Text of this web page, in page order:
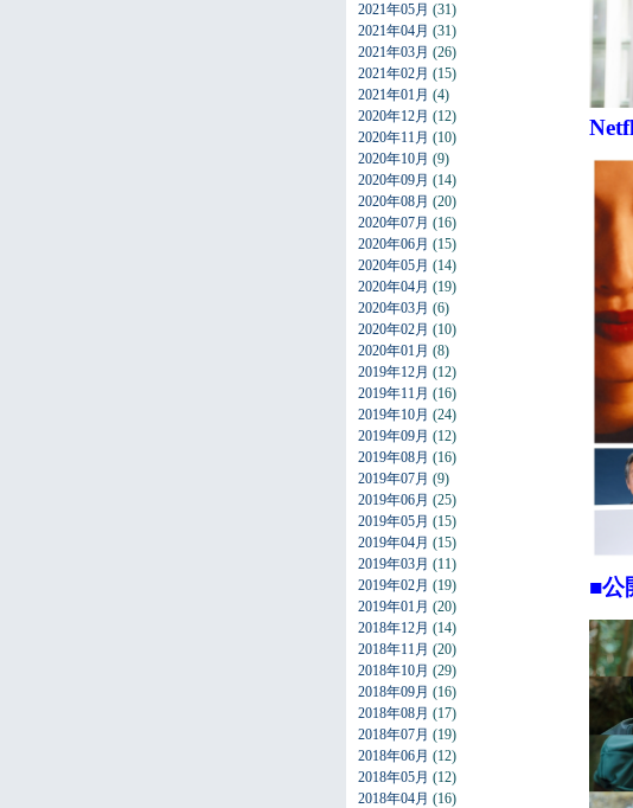
2021年05月 (31)
2021年04月 (31)
2021年03月 (26)
2021年02月 (15)
2021年01月 (4)
2020年12月 (12)
2020年11月 (10)
2020年10月 (9)
2020年09月 (14)
2020年08月 (20)
2020年07月 (16)
2020年06月 (15)
2020年05月 (14)
2020年04月 (19)
2020年03月 (6)
2020年02月 (10)
2020年01月 (8)
2019年12月 (12)
2019年11月 (16)
2019年10月 (24)
2019年09月 (12)
2019年08月 (16)
2019年07月 (9)
2019年06月 (25)
2019年05月 (15)
2019年04月 (15)
2019年03月 (11)
2019年02月 (19)
2019年01月 (20)
2018年12月 (14)
2018年11月 (20)
2018年10月 (29)
2018年09月 (16)
2018年08月 (17)
2018年07月 (19)
2018年06月 (12)
2018年05月 (12)
2018年04月 (16)
■公